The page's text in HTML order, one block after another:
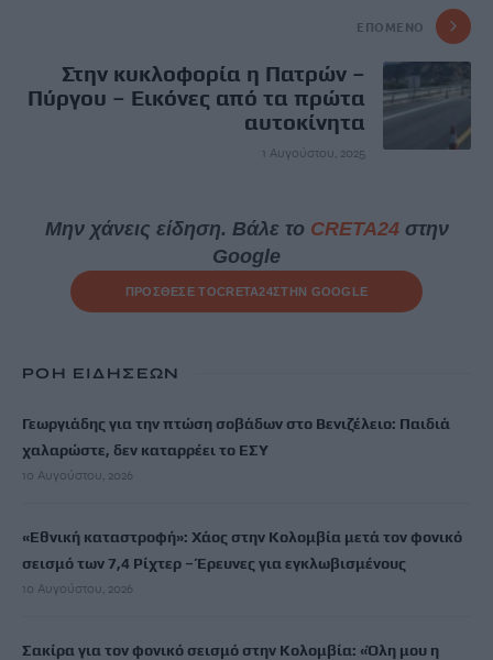
ΕΠΌΜΕΝΟ
Στην κυκλοφορία η Πατρών –
Πύργου – Εικόνες από τα πρώτα
αυτοκίνητα
1 Αυγούστου, 2025
Μην χάνεις είδηση. Βάλε το CRETA24στην
Google
ΠΡΟΣΘΕΣΕ ΤΟCRETA24ΣΤΗΝ GOOGLE
ΡΟΗ ΕΙΔΗΣΕΩΝ
Γεωργιάδης για την πτώση σοβάδων στο Βενιζέλειο: Παιδιά
χαλαρώστε, δεν καταρρέει το ΕΣΥ
10 Αυγούστου, 2026
«Εθνική καταστροφή»: Χάος στην Κολομβία μετά τον φονικό
σεισμό των 7,4 Ρίχτερ – Έρευνες για εγκλωβισμένους
10 Αυγούστου, 2026
Σακίρα για τον φονικό σεισμό στην Κολομβία: «Όλη μου η